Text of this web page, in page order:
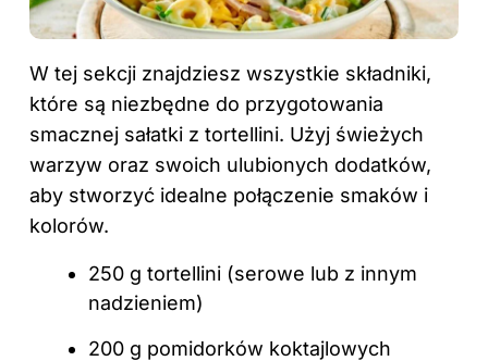
W tej sekcji znajdziesz wszystkie składniki,
które są niezbędne do przygotowania
smacznej sałatki z tortellini. Użyj świeżych
warzyw oraz swoich ulubionych dodatków,
aby stworzyć idealne połączenie smaków i
kolorów.
250 g tortellini (serowe lub z innym
nadzieniem)
200 g pomidorków koktajlowych